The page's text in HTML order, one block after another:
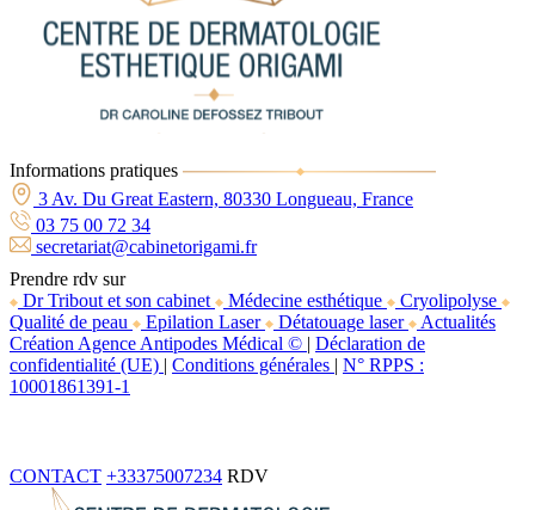
Informations pratiques
3 Av. Du Great Eastern, 80330 Longueau, France
03 75 00 72 34
secretariat@cabinetorigami.fr
Prendre rdv sur
Dr Tribout et son cabinet
Médecine esthétique
Cryolipolyse
Qualité de peau
Epilation Laser Détatouage laser
Actualités
Création Agence Antipodes Médical © | Déclaration de
confidentialité (UE) | Conditions générales | N° RPPS :
10001861391-1
CONTACT +33375007234 RDV